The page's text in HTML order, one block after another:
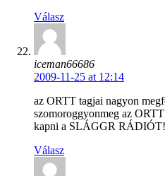
Válasz
iceman66686
2009-11-25 at 12:14
az ORTT tagjai nagyon
szomoroggyonmeg az
kapni a SLÁGGR
Válasz